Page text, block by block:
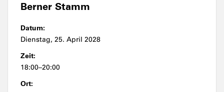
Berner Stamm
Datum:
Dienstag, 25. April 2028
Zeit:
18:00–20:00
Ort: